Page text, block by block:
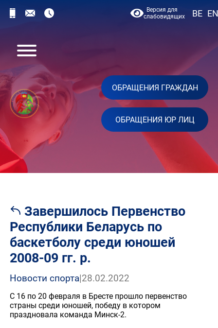
Версия для
слабовидящих
BE EN
ОБРАЩЕНИЯ ГРАЖДАН
ОБРАЩЕНИЯ ЮР ЛИЦ
Завершилось Первенство
Республики Беларусь по
баскетболу среди юношей
2008-09 гг. р.
Новости спорта|28.02.2022
С 16 по 20 февраля в Бресте прошло первенство
страны среди юношей, победу в котором
праздновала команда Минск-2.